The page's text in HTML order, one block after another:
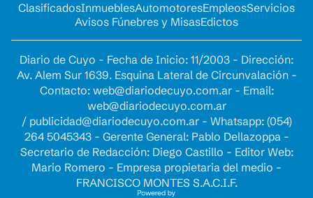
ClasificadosInmueblesAutomotoresEmpleosServicios
Avisos Fúnebres y MisasEdictos
Diario de Cuyo - Fecha de Inicio: 11/2003 - Dirección:
Av. Alem Sur 1639. Esquina Lateral de Circunvalación -
Contacto: web@diariodecuyo.com.ar- Email:
web@diariodecuyo.com.ar
/ publicidad@diariodecuyo.com.ar- Whatsapp: (054)
264 5045343 - Gerente General: Pablo Dellazoppa -
Secretario de Redacción: Diego Castillo - Editor Web:
Mario Romero - Empresa propietaria del medio -
FRANCISCO MONTES S.A.C.I.F.